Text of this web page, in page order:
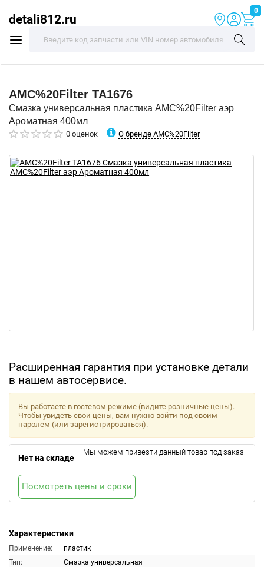
detali812.ru
0
AMC%20Filter TA1676
Смазка универсальная пластика AMC%20Filter аэр
Ароматная 400мл
0 оценок О бренде AMC%20Filter
Расширенная гарантия при установке детали
в нашем автосервисе.
Характеристики
Применение:
пластик
Тип:
Смазка универсальная
Вы работаете в гостевом режиме (видите розничные цены).
Чтобы увидеть свои цены, вам нужно войти под своим
паролем (или зарегистрироваться).
Нет на складе
Мы можем привезти данный товар под заказ.
Посмотреть цены и сроки